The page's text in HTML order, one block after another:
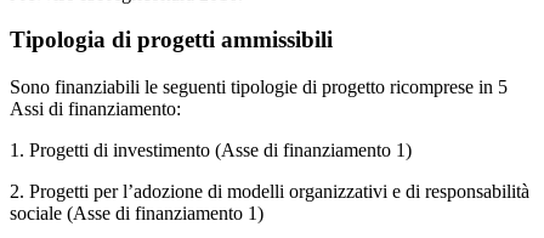
Tipologia di progetti ammissibili
Sono finanziabili le seguenti tipologie di progetto ricomprese in 5
Assi di finanziamento:
1. Progetti di investimento (Asse di finanziamento 1)
2. Progetti per l’adozione di modelli organizzativi e di responsabilità
sociale (Asse di finanziamento 1)